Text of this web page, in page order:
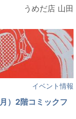
うめだ店 山田
イベント情報
）2階コミックフ